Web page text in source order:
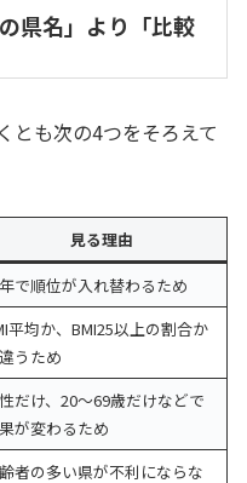
県名」より「比較
とも次の4つをそろえて
見る理由
で順位が入れ替わるため
平均か、BMI25以上の割合か
うため
だけ、20〜69歳だけなどで
が変わるため
者の多い県が不利にならな